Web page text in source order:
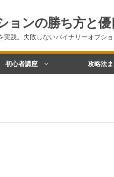
ョンの勝ち方と
践。失敗しないバイナリーオプシ
初心者講座 攻略法